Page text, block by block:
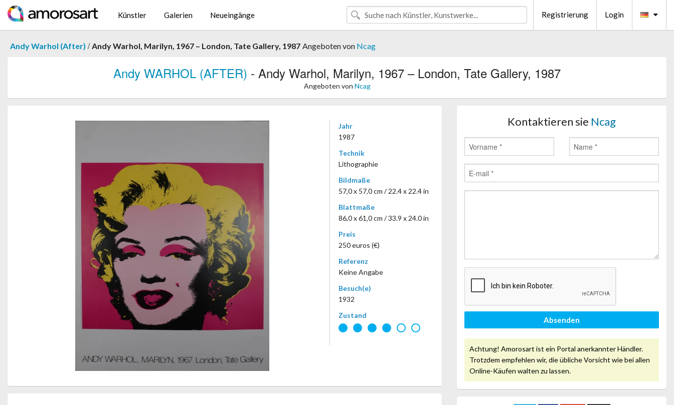
Künstler Galerien Neueingänge Registrierung Login
Andy Warhol (After) /Andy Warhol, Marilyn, 1967 – London, Tate Gallery, 1987 Angeboten von Ncag
Andy WARHOL (AFTER) - Andy Warhol, Marilyn, 1967 – London, Tate Gallery, 1987
Angeboten von Ncag
Jahr
1987
Technik
Lithographie
Bildmaße
57,0 x 57,0 cm / 22.4 x 22.4 in
Blattmaße
86,0 x 61,0 cm / 33.9 x 24.0 in
Preis
250 euros (€)
Referenz
Keine Angabe
Besuch(e)
1932
Zustand
Kontaktieren sie Ncag
Absenden
Achtung! Amorosart ist ein Portal anerkannter Händler.
Trotzdem empfehlen wir, die übliche Vorsicht wie bei allen
Online-Käufen walten zu lassen.